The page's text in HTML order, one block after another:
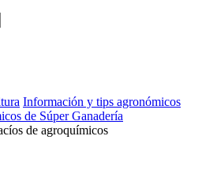
Información y tips agronómicos
de Súper Ganadería
de agroquímicos